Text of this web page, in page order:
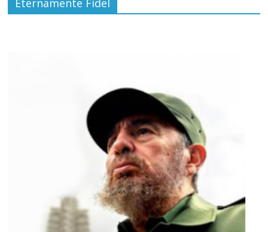
Eternamente Fidel